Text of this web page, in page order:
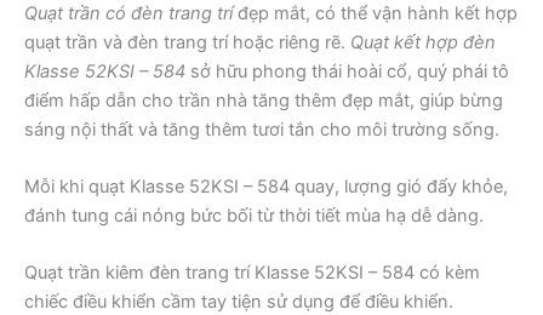
Quạt trần có đèn trang tríđẹp mắt, có thể vận hành kết hợp
quạt trần và đèn trang trí hoặc riêng rẽ. Quạt kết hợp đèn
Klasse 52KSI – 584 sở hữu phong thái hoài cổ, quý phái tô
điểm hấp dẫn cho trần nhà tăng thêm đẹp mắt, giúp bừng
sáng nội thất và tăng thêm tươi tắn cho môi trường sống.
Mỗi khi quạt Klasse 52KSI – 584 quay, lượng gió đẩy khỏe,
đánh tung cái nóng bức bối từ thời tiết mùa hạ dễ dàng.
Quạt trần kiêm đèn trang trí Klasse 52KSI – 584 có kèm
chiếc điều khiển cầm tay tiện sử dụng để điều khiển.